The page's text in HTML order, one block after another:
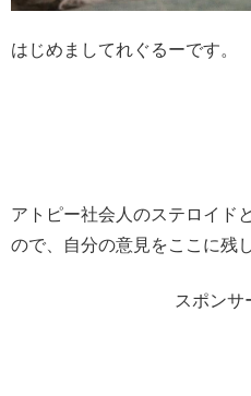
はじめましてれぐるーです。
アトピー社会人のステロイド
ので、自分の意見をここに残
スポンサ